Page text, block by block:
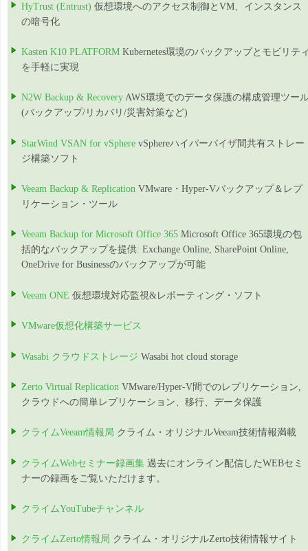
HyTrust (Entrust) 仮想環境へのアクセス制御とVM、インスタンス
の暗号化
Kasten K10 PLATFORM Kubernetes環境のバックアップとモビリテ
を手軽に実現
N2W Backup & Recovery AWS環境でのデータ保護の構成管理ツー
(バックアップ/リカバリ/災害対策など)
StarWind VSAN for vSphere vSphereハイパーバイザ間共有ストレー
ジ構築ソフト
Veeam Backup & Replication VMware・Hyper-Vバックアップ＆レプ
リケーション・ツール
Veeam Backup for Microsoft Office 365 Microsoft Office 365環境の包
括的なバックアップを提供: Exchange Online, SharePoint Online,
OneDrive for Businessのバックアップが可能
Veeam ONE 仮想環境対応監視&レポーティング・ソフト
VMware仮想化構築サービス
Wasabi クラウドストレージ Wasabi hot cloud storage
Zerto Virtual Replication VMware/Hyper-V間でのレプリケーション,
クラウドへの簡単レプリケーション、移行、データ保護
クライムVeeam情報局 クライム・オリジナルVeeam技術情報満載
クライムWebセミナー録画集 過去にオンライン配信したWEBセミ
ナーの録画をご覧いただけます。
クライムYouTubeチャンネル
クライムZerto情報局 クライム・オリジナルZerto技術情報サイト